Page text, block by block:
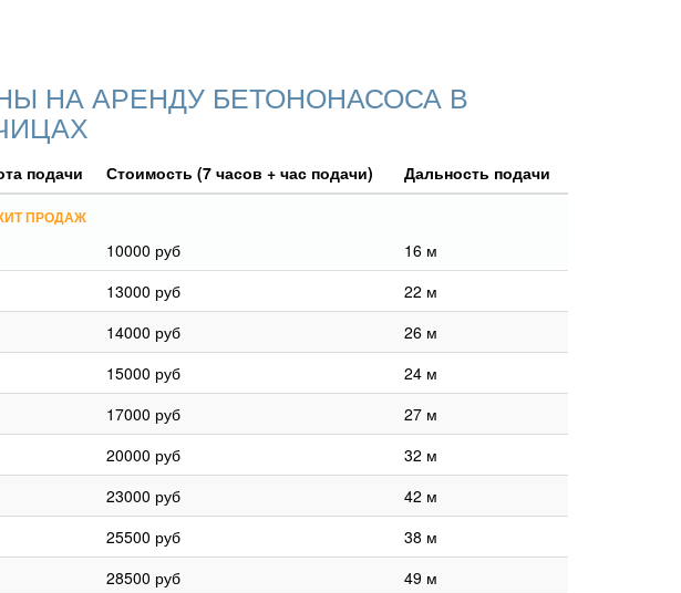
НА АРЕНДУ БЕТОНОНАСОСА В
подачи Стоимость (7 часов + час подачи) Дальность подачи
10000 руб
16 м
13000 руб
22 м
14000 руб
26 м
15000 руб
24 м
17000 руб
27 м
20000 руб
32 м
23000 руб
42 м
25500 руб
38 м
28500 руб
49 м